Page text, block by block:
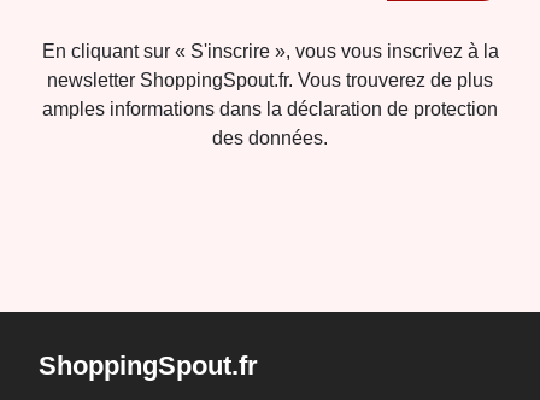
En cliquant sur « S'inscrire », vous vous inscrivez à la
newsletter ShoppingSpout.fr. Vous trouverez de plus
amples informations dans la déclaration de protection
des données.
ShoppingSpout.fr